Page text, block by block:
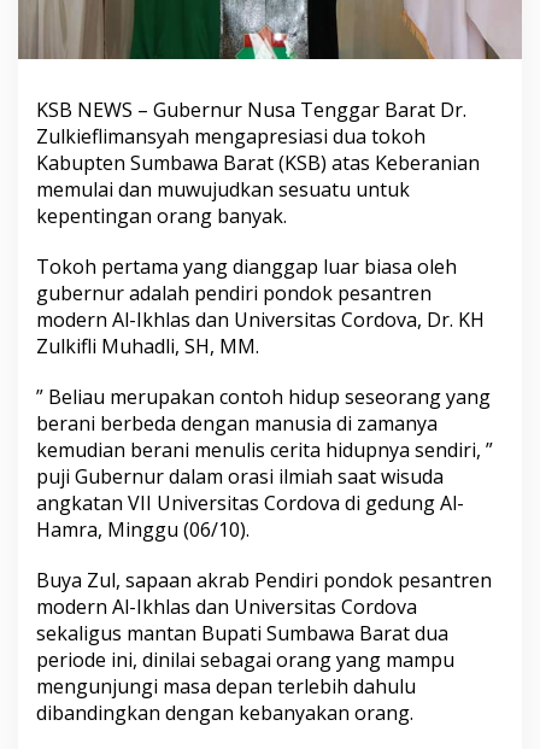
KSB NEWS – Gubernur Nusa Tenggar Barat Dr.
Zulkieflimansyah mengapresiasi dua tokoh
Kabupten Sumbawa Barat (KSB) atas Keberanian
memulai dan muwujudkan sesuatu untuk
kepentingan orang banyak.
Tokoh pertama yang dianggap luar biasa oleh
gubernur adalah pendiri pondok pesantren
modern Al-Ikhlas dan Universitas Cordova, Dr. KH
Zulkifli Muhadli, SH, MM.
” Beliau merupakan contoh hidup seseorang yang
berani berbeda dengan manusia di zamanya
kemudian berani menulis cerita hidupnya sendiri, ”
puji Gubernur dalam orasi ilmiah saat wisuda
angkatan VII Universitas Cordova di gedung Al-
Hamra, Minggu (06/10).
Buya Zul, sapaan akrab Pendiri pondok pesantren
modern Al-Ikhlas dan Universitas Cordova
sekaligus mantan Bupati Sumbawa Barat dua
periode ini, dinilai sebagai orang yang mampu
mengunjungi masa depan terlebih dahulu
dibandingkan dengan kebanyakan orang.